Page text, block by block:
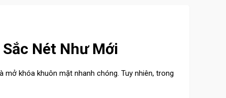
Nét Như Mới
khóa khuôn mặt nhanh chóng. Tuy nhiên, trong